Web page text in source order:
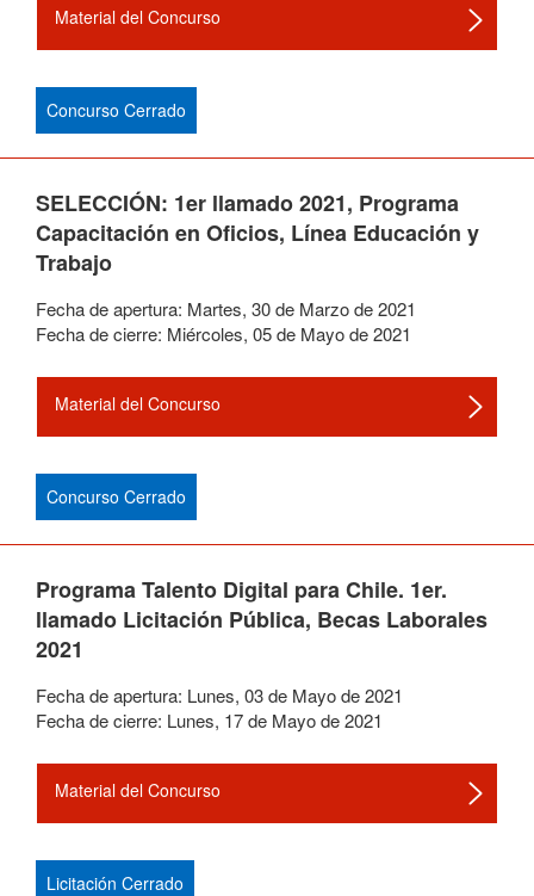
Material del Concurso
Concurso Cerrado
SELECCIÓN: 1er llamado 2021, Programa
Capacitación en Oficios, Línea Educación y
Trabajo
Fecha de apertura: Martes, 30de Marzode2021
Fecha de cierre: Miércoles, 05de Mayode2021
Material del Concurso
Concurso Cerrado
Programa Talento Digital para Chile. 1er.
llamado Licitación Pública, Becas Laborales
2021
Fecha de apertura: Lunes, 03de Mayode2021
Fecha de cierre: Lunes, 17de Mayode2021
Material del Concurso
Licitación Cerrado